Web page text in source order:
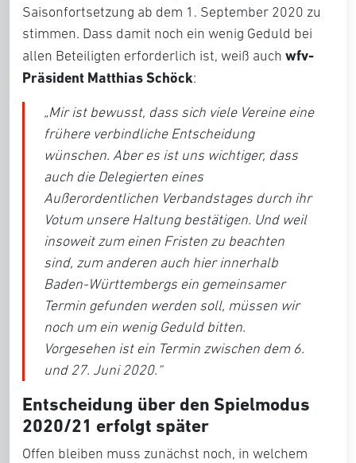
Saisonfortsetzung ab dem 1. September 2020 zu
stimmen. Dass damit noch ein wenig Geduld bei
allen Beteiligten erforderlich ist, weiß auch wfv-
Präsident Matthias Schöck:
„Mir ist bewusst, dass sich viele Vereine eine
frühere verbindliche Entscheidung
wünschen. Aber es ist uns wichtiger, dass
auch die Delegierten eines
Außerordentlichen Verbandstages durch ihr
Votum unsere Haltung bestätigen. Und weil
insoweit zum einen Fristen zu beachten
sind, zum anderen auch hier innerhalb
Baden-Württembergs ein gemeinsamer
Termin gefunden werden soll, müssen wir
noch um ein wenig Geduld bitten.
Vorgesehen ist ein Termin zwischen dem 6.
und 27. Juni 2020.“
Entscheidung über den Spielmodus
2020/21 erfolgt später
Offen bleiben muss zunächst noch, in welchem